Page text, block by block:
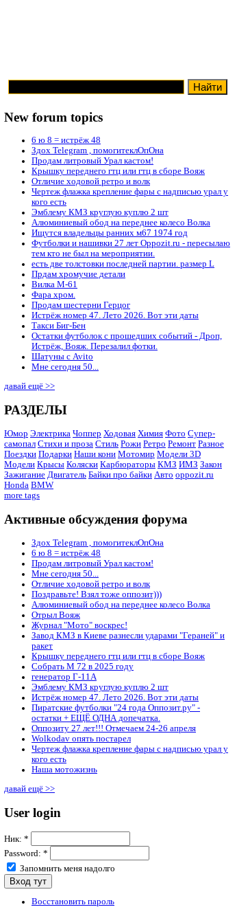
New forum topics
6 ю 8 = истрёж 48
Здох Telegram , помогитеклОпОна
Продам литровый Урал кастом!
Крышку переднего гтц или гтц в сборе Вояж
Отличие ходовой ретро и волк
Чертеж флажка крепление фары с надписью урал у
кого есть
Эмблему КМЗ круглую куплю 2 шт
Алюминиевый обод на переднее колесо Волка
Ищутся владельцы ранних м67 1974 год
Футболки и нашивки 27 лет Oppozit.ru - пересылаю
тем кто не был на мероприятии.
есть две толстовки последней партии. размер L
Прдам хромучие детали
Вилка М-61
Фара хром.
Продам шестерни Герцог
Истрёж номер 47. Лето 2026. Вот эти даты
Такси Биг-Бен
Остатки футболок с прошедших событий - Дроп,
Истрёж, Вояж. Перезалил фотки.
Шатуны с Avito
Мне сегодня 50...
давай ещё >>
РАЗДЕЛЫ
Юмор Электрика Чоппер Ходовая Химия Фото Супер-
самопал Стихи и проза Стиль Рожи Ретро Ремонт Разное
Поездки Подарки Наши кони Мотомир Модели 3D
Модели Крысы Коляски Карбюраторы КМЗ ИМЗ Закон
Зажигание Двигатель Байки про байки Авто oppozit.ru
Honda BMW
more tags
Активные обсуждения форума
Здох Telegram , помогитеклОпОна
6 ю 8 = истрёж 48
Продам литровый Урал кастом!
Мне сегодня 50...
Отличие ходовой ретро и волк
Поздравьте! Взял тоже оппозит)))
Алюминиевый обод на переднее колесо Волка
Отрыл Вояж
Журнал "Мото" воскрес!
Завод КМЗ в Киеве разнесли ударами "Гераней" и
ракет
Крышку переднего гтц или гтц в сборе Вояж
Собрать М 72 в 2025 году
генератор Г-11А
Эмблему КМЗ круглую куплю 2 шт
Истрёж номер 47. Лето 2026. Вот эти даты
Пиратские футболки "24 года Оппозит.ру" -
остатки + ЕЩЁ ОДНА допечатка.
Оппозиту 27 лет!!! Отмечаем 24-26 апреля
Wolkodav опять постарел
Чертеж флажка крепление фары с надписью урал у
кого есть
Наша мотожизнь
давай ещё >>
User login
Ник: *
Password: *
Запомнить меня надолго
Восстановить пароль